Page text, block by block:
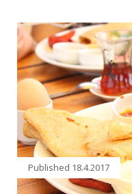
Published 18.4.2017